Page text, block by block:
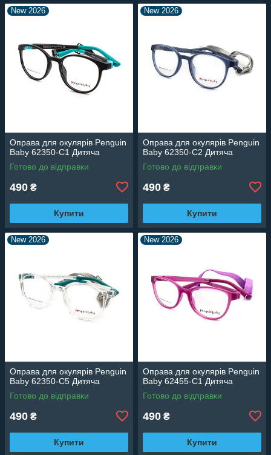
New 2026
Оправа для окулярів Penguin
Baby 62350-C1 Дитяча
Готово до відправки
490 ₴
Купити
New 2026
Оправа для окулярів Penguin
Baby 62350-C2 Дитяча
Готово до відправки
490 ₴
Купити
New 2026
Оправа для окулярів Penguin
Baby 62350-C5 Дитяча
Готово до відправки
490 ₴
Купити
New 2026
Оправа для окулярів Penguin
Baby 62455-C1 Дитяча
Готово до відправки
490 ₴
Купити